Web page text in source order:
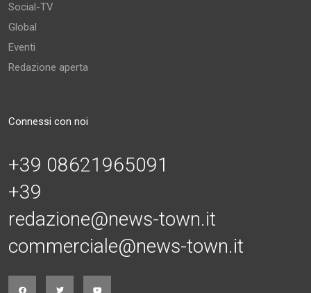
Social-TV
Global
Eventi
Redazione aperta
Connessi con noi
+39 08621965091
+39
redazione@news-town.it
commerciale@news-town.it